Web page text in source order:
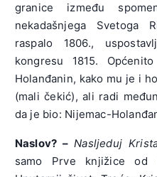
granice između
nekadašnjega Svetoga
raspalo 1806.,
kongresu 1815.
Holanđanin, kako mu je i
(mali čekić), ali radi
da je bio: Nijemac-
Naslov? –Nasljeduj
samo Prve knjižice od